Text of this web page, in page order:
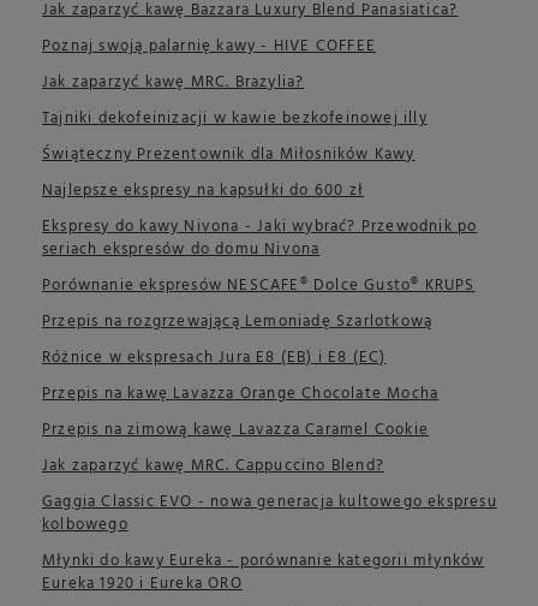
Jak zaparzyć kawę Bazzara Luxury Blend Panasiatica?
Poznaj swoją palarnię kawy - HIVE COFFEE
Jak zaparzyć kawę MRC. Brazylia?
Tajniki dekofeinizacji w kawie bezkofeinowej illy
Świąteczny Prezentownik dla Miłosników Kawy
Najlepsze ekspresy na kapsułki do 600 zł
Ekspresy do kawy Nivona - Jaki wybrać? Przewodnik po
seriach ekspresów do domu Nivona
Porównanie ekspresów NESCAFE® Dolce Gusto® KRUPS
Przepis na rozgrzewającą Lemoniadę Szarlotkową
Różnice w ekspresach Jura E8 (EB) i E8 (EC)
Przepis na kawę Lavazza Orange Chocolate Mocha
Przepis na zimową kawę Lavazza Caramel Cookie
Jak zaparzyć kawę MRC. Cappuccino Blend?
Gaggia Classic EVO - nowa generacja kultowego ekspresu
kolbowego
Młynki do kawy Eureka - porównanie kategorii młynków
Eureka 1920 i Eureka ORO